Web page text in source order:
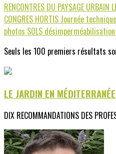
RENCONTRES DU PAYSAGE URBAIN
CONGRES HORTIS Journée
photos SOLS désimperméabilisation
Seuls les 100 premiers résultats
LE JARDIN EN MÉDITERRANÉE
DIX RECOMMANDATIONS DES